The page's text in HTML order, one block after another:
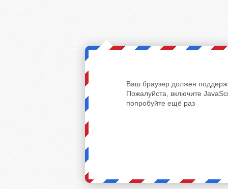
Ваш браузер должен
Пожалуйста, включите
попробуйте ещё раз